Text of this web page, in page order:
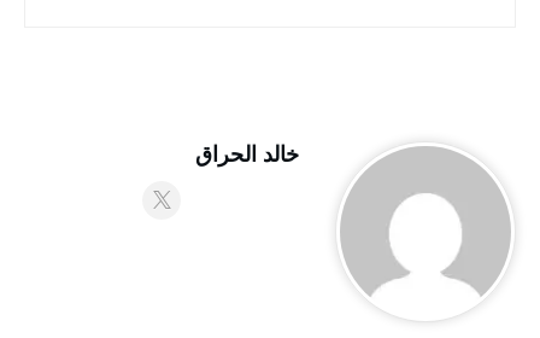
خالد الحراق